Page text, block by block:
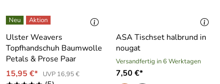
Ulster Weavers
Topfhandschuh Baumwolle
Petals & Prose Paar
15,95 €*
UVP 16,95 €
ASA Tischset halbrund in
nougat
Versandfertig in 6 Werktagen
7,50 €*